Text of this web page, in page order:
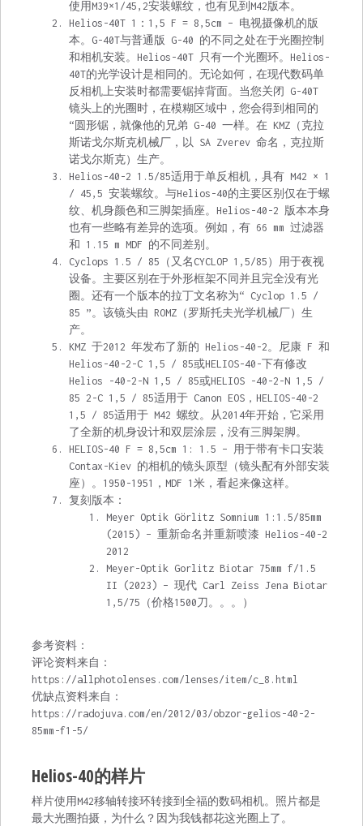
使用M39×1/45,2安装螺纹，也有见到M42版本。
Helios-40T 1：1,5 F = 8,5cm – 电视摄像机的版
本。G-40T与普通版 G-40 的不同之处在于光圈控制
和相机安装。Helios-40T 只有一个光圈环。Helios-
40T的光学设计是相同的。无论如何，在现代数码单
反相机上安装时都需要锯掉背面。当您关闭 G-40T
镜头上的光圈时，在模糊区域中，您会得到相同的
“圆形锯，就像他的兄弟 G-40 一样。在 KMZ（克拉
斯诺戈尔斯克机械厂，以 SA Zverev 命名，克拉斯
诺戈尔斯克）生产。
Helios-40-2 1.5/85适用于单反相机，具有 M42 × 1
/ 45,5 安装螺纹。与Helios-40的主要区别仅在于螺
纹、机身颜色和三脚架插座。Helios-40-2 版本本身
也有一些略有差异的选项。例如，有 66 mm 过滤器
和 1.15 m MDF 的不同差别。
Cyclops 1.5 / 85（又名CYCLOP 1,5/85）用于夜视
设备。主要区别在于外形框架不同并且完全没有光
圈。还有一个版本的拉丁文名称为“ Cyclop 1.5 /
85 ”。该镜头由 ROMZ（罗斯托夫光学机械厂）生
产。
KMZ 于2012 年发布了新的 Helios-40-2。尼康 F 和
Helios-40-2-C 1,5 / 85或HELIOS-40-下有修改
Helios -40-2-N 1,5 / 85或HELIOS -40-2-N 1,5 /
85 2-C 1,5 / 85适用于 Canon EOS，HELIOS-40-2
1,5 / 85适用于 M42 螺纹。从2014年开始，它采用
了全新的机身设计和双层涂层，没有三脚架脚。
HELIOS-40 F = 8,5cm 1: 1.5 – 用于带有卡口安装
Contax-Kiev 的相机的镜头原型（镜头配有外部安装
座）。1950-1951，MDF 1米，看起来像这样。
复刻版本：
Meyer Optik Görlitz Somnium 1:1.5/85mm
(2015) – 重新命名并重新喷漆 Helios-40-2
2012
Meyer-Optik Gorlitz Biotar 75mm f/1.5
II (2023) – 现代 Carl Zeiss Jena Biotar
1,5/75（价格1500刀。。。）
参考资料：
评论资料来自：
https://allphotolenses.com/lenses/item/c_8.html
优缺点资料来自：
https://radojuva.com/en/2012/03/obzor-gelios-40-2-
85mm-f1-5/
Helios-40的样片
样片使用M42移轴转接环转接到全福的数码相机。照片都是
最大光圈拍摄，为什么？因为我钱都花这光圈上了。